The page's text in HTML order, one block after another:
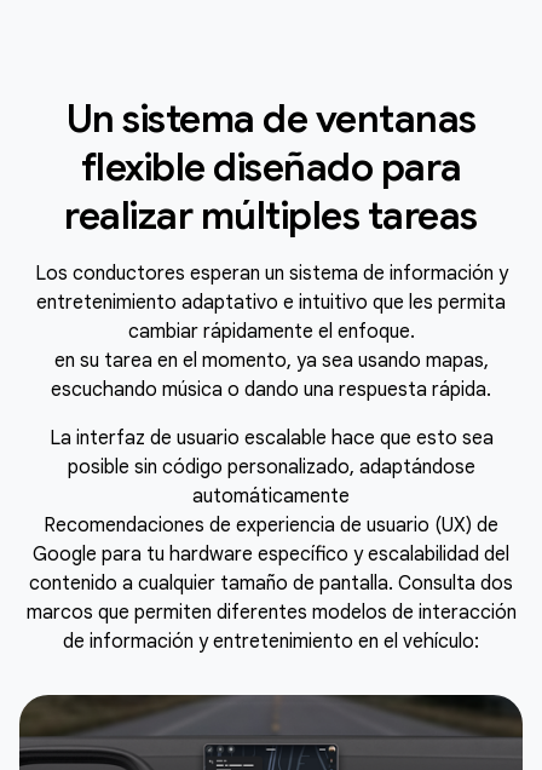
Un sistema de ventanas
flexible diseñado para
realizar múltiples tareas
Los conductores esperan un sistema de información y
entretenimiento adaptativo e intuitivo que les permita
cambiar rápidamente el enfoque.
en su tarea en el momento, ya sea usando mapas,
escuchando música o dando una respuesta rápida.
La interfaz de usuario escalable hace que esto sea
posible sin código personalizado, adaptándose
automáticamente
Recomendaciones de experiencia de usuario (UX) de
Google para tu hardware específico y escalabilidad del
contenido a cualquier tamaño de pantalla. Consulta dos
marcos que permiten diferentes modelos de interacción
de información y entretenimiento en el vehículo: